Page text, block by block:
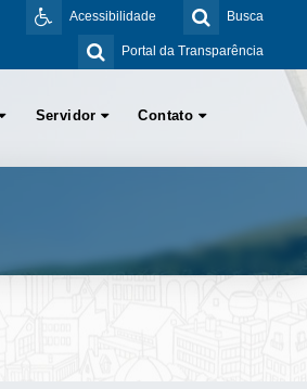
Busca
Acessibilidade
Portal da Transparência
Servidor Contato